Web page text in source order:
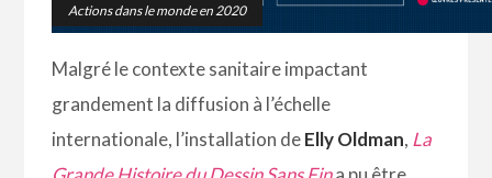
Actions dans le monde en 2020
Malgré le contexte sanitaire impactant
grandement la diffusion à l’échelle
internationale, l’installation deElly Oldman, La